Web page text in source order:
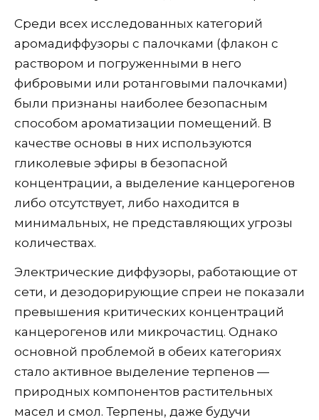
Среди всех исследованных категорий
аромадиффузоры с палочками (флакон с
раствором и погруженными в него
фибровыми или ротанговыми палочками)
были признаны наиболее безопасным
способом ароматизации помещений. В
качестве основы в них используются
гликолевые эфиры в безопасной
концентрации, а выделение канцерогенов
либо отсутствует, либо находится в
минимальных, не представляющих угрозы
количествах.
Электрические диффузоры, работающие от
сети, и дезодорирующие спреи не показали
превышения критических концентраций
канцерогенов или микрочастиц. Однако
основной проблемой в обеих категориях
стало активное выделение терпенов —
природных компонентов растительных
масел и смол. Терпены, даже будучи